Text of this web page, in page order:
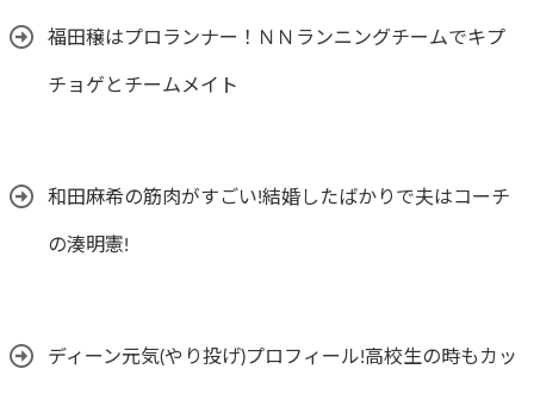
福田穣はプロランナー！ＮＮランニングチームでキプ
チョゲとチームメイト
和田麻希の筋肉がすごい!結婚したばかりで夫はコーチ
の湊明憲!
ディーン元気(やり投げ)プロフィール!高校生の時もカッ